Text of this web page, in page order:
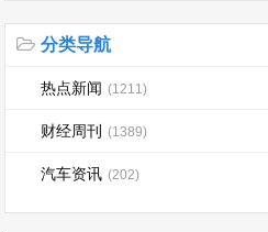
分类导航
热点新闻 (1211)
财经周刊 (1389)
汽车资讯 (202)